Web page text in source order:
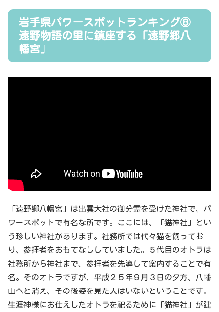
岩手県パワースポットランキング⑧
遠野物語の里に鎮座する「遠野郷八
幡宮」
「遠野郷八幡宮」は出雲大社の御分霊を受けた神社で、パ
ワースポットで有名な所です。ここには、「猫神社」とい
う珍しい神社があります。社務所では代々猫を飼ってお
り、参拝者をおもてなししていました。５代目のオトラは
社務所から神社まで、参拝者を先導して案内することで有
名。そのオトラですが、平成２５年９月３日の夕方、八幡
山へと消え、その後姿を見た人はいないということです。
生涯神様にお仕えしたオトラを祀るために「猫神社」が建